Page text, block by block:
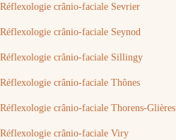
Réflexologie crânio-faciale Sevrier
Réflexologie crânio-faciale Seynod
Réflexologie crânio-faciale Sillingy
Réflexologie crânio-faciale Thônes
Réflexologie crânio-faciale Thorens-Glières
Réflexologie crânio-faciale Viry